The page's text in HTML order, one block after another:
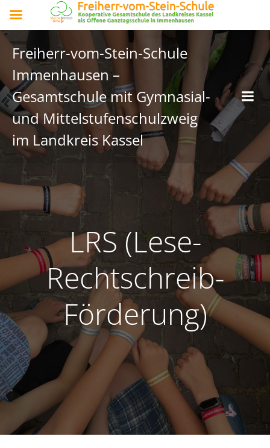
Freiherr-vom-Stein-Schule
Immenhausen –
Gesamtschule mit Gymnasial-
und Mittelstufenschulzweig
im Landkreis Kassel
LRS (Lese-
Rechtschreib-
Förderung)